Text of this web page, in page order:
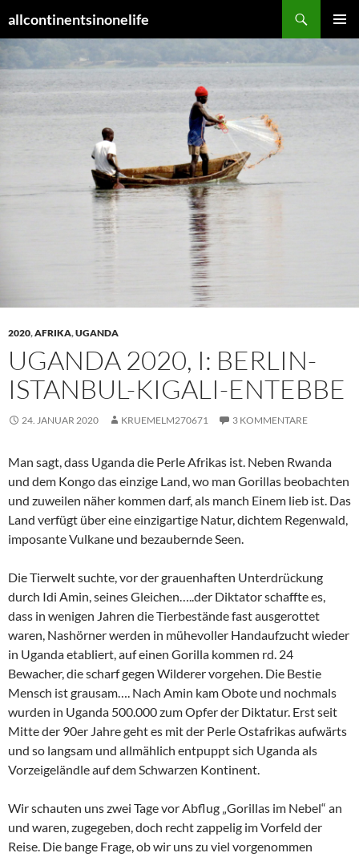
Inhalt
springen
allcontinentsinonelife
2020,AFRIKA,UGANDA
UGANDA 2020, I: BERLIN-
ISTANBUL-KIGALI-ENTEBBE
24. JANUAR 2020 KRUEMELM270671 3 KOMMENTARE
Man sagt, dass Uganda die Perle Afrikas ist. Neben Rwanda
und dem Kongo das einzige Land, wo man Gorillas beobachten
und zuweilen näher kommen darf, als manch Einem lieb ist. Das
Land verfügt über eine einzigartige Natur, dichtem Regenwald,
imposante Vulkane und bezaubernde Seen.
Die Tierwelt suchte, vor der grauenhaften Unterdrückung
durch Idi Amin, seines Gleichen…..der Diktator schaffte es,
dass in wenigen Jahren die Tierbestände fast ausgerottet
waren, Nashörner werden in mühevoller Handaufzucht wieder
in Uganda etabliert, auf einen Gorilla kommen rd. 24
Bewacher, die scharf gegen Wilderer vorgehen. Die Bestie
Mensch ist grausam…. Nach Amin kam Obote und nochmals
wurden in Uganda 500.000 zum Opfer der Diktatur. Erst seit
Mitte der 90er Jahre geht es mit der Perle Ostafrikas aufwärts
und so langsam und allmählich entpuppt sich Uganda als
Vorzeigeländle auf dem Schwarzen Kontinent.
Wir schauten uns zwei Tage vor Abflug „Gorillas im Nebel“ an
und waren, zugegeben, doch recht zappelig im Vorfeld der
Reise. Die bange Frage, ob wir uns zu viel vorgenommen